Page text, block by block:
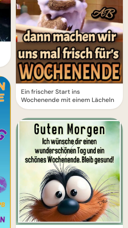
Ein frischer Start ins
Wochenende mit einem Lächeln